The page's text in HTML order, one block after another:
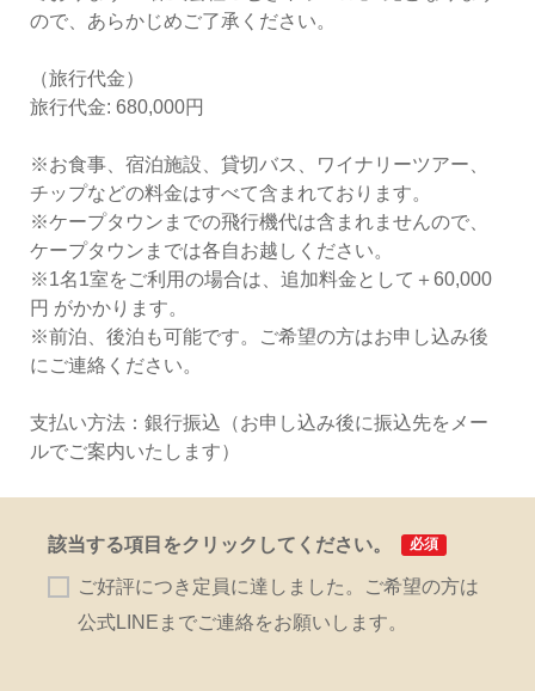
ので、あらかじめご了承ください。
（旅行代金）
旅行代金: 680,000円
※お食事、宿泊施設、貸切バス、ワイナリーツアー、
チップなどの料金はすべて含まれております。
※ケープタウンまでの飛行機代は含まれませんので、
ケープタウンまでは各自お越しください。
※1名1室をご利用の場合は、追加料金として＋60,000
円 がかかります。
※前泊、後泊も可能です。ご希望の方はお申し込み後
にご連絡ください。
支払い方法：銀行振込（お申し込み後に振込先をメー
ルでご案内いたします）
該当する項目をクリックしてください。 必須
ご好評につき定員に達しました。ご希望の方は
公式LINEまでご連絡をお願いします。